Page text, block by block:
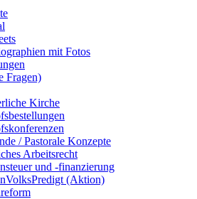
mit Fotos
Fragen)
Kirche
/ Pastorale Konzepte
Arbeitsrecht
und -finanzierung
(Aktion)